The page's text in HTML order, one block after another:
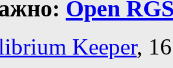
Open
Keeper,